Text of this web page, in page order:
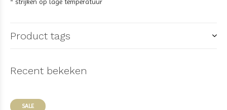
Product tags
Recent bekeken
SALE